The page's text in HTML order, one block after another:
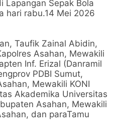
Lapangan Sepak Bola
hari rabu.14 Mei 2026
Taufik Zainal Abidin,
Asahan, Mewakili
Inf. Erizal (Danramil
PDBI Sumut,
Mewakili KONI
Akademika Universitas
Asahan, Mewakili
dan paraTamu